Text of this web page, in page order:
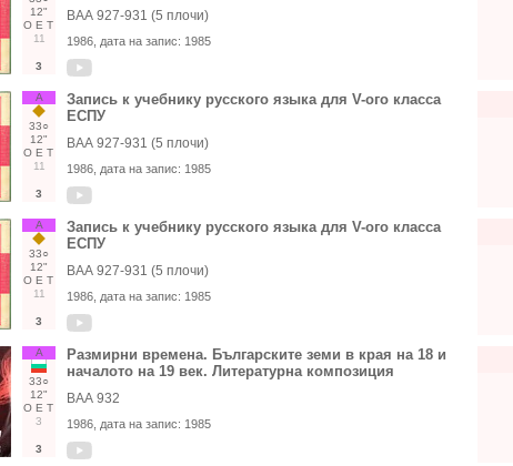
12"
О Е Т
11
3
ВАА 927-931 (5 плочи)
1986 , дата на запис: 1985
А
33○
12"
О Е Т
11
3
Запись к учебнику русского языка для V-ого класса
ЕСПУ
ВАА 927-931 (5 плочи)
1986 , дата на запис: 1985
А
33○
12"
О Е Т
11
3
Запись к учебнику русского языка для V-ого класса
ЕСПУ
ВАА 927-931 (5 плочи)
1986 , дата на запис: 1985
А
33○
12"
О Е Т
3
3
Размирни времена. Българските земи в края на 18 и
началото на 19 век. Литературна композиция
ВАА 932
1986 , дата на запис: 1985